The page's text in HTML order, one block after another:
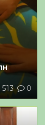
513 0